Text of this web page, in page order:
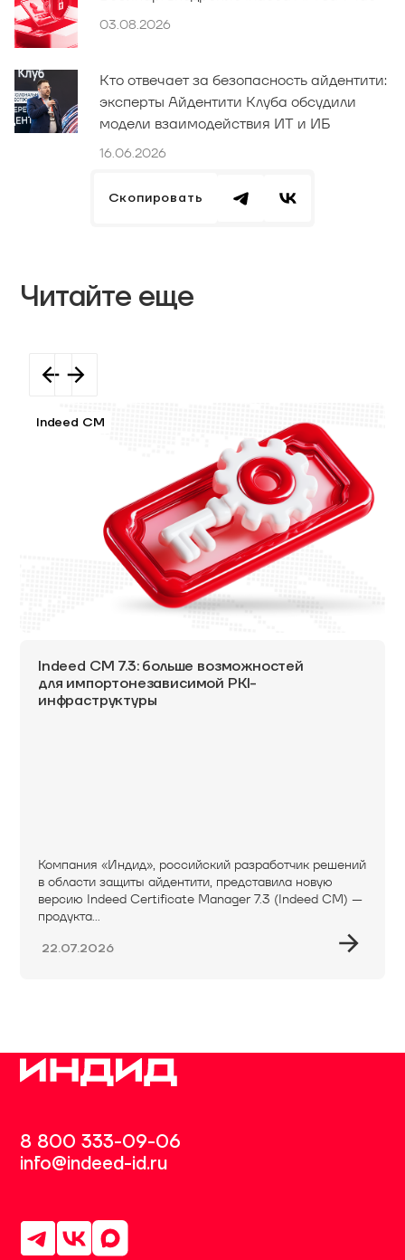
03.08.2026
Кто отвечает за безопасность айдентити:
эксперты Айдентити Клуба обсудили
модели взаимодействия ИТ и ИБ
16.06.2026
Скопировать
Читайте еще
Indeed CM
Indeed CM 7.3: больше возможностей
для импортонезависимой PKI-
инфраструктуры
Компания «Индид», российский разработчик решений
в области защиты айдентити, представила новую
версию Indeed Certificate Manager 7.3 (Indeed CM) —
продукта...
22.07.2026
8 800 333-09-06
info@indeed-id.ru